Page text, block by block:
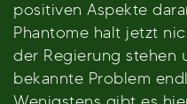
positiven Aspekte
Phantome halt jetzt
der Regierung stehen
bekannte Problem